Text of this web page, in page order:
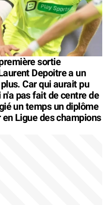
sortie
Depoitre a un
Car qui aurait pu
pas fait de centre de
un temps un diplôme
Ligue des champions